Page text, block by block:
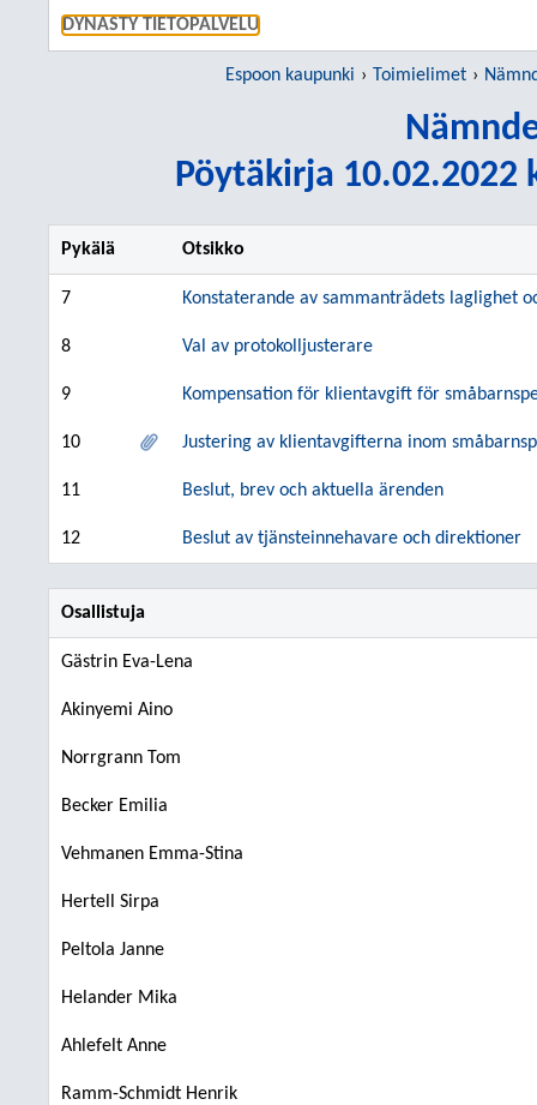
DYNASTY TIETOPALVELU
Espoon kaupunki Toimielimet
Pöytäkirja 10.02.2022
Pykälä Otsikko
7 Konstaterande av sammanträdets laglighet
8 Val av protokolljusterare
9 Kompensation för klientavgift för
10 Justering av klientavgifterna inom
11 Beslut, brev och aktuella ärenden
12 Beslut av tjänsteinnehavare och direktioner
Osallistuja
Gästrin Eva-Lena
Akinyemi Aino
Norrgrann Tom
Becker Emilia
Vehmanen Emma-Stina
Hertell Sirpa
Peltola Janne
Helander Mika
Ahlefelt Anne
Ramm-Schmidt Henrik